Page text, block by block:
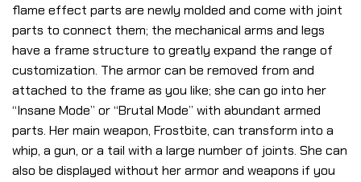
flame effect parts are newly molded and come with joint
parts to connect them; the mechanical arms and legs
have a frame structure to greatly expand the range of
customization. The armor can be removed from and
attached to the frame as you like; she can go into her
“Insane Mode” or “Brutal Mode” with abundant armed
parts. Her main weapon, Frostbite, can transform into a
whip, a gun, or a tail with a large number of joints. She can
also be displayed without her armor and weapons if you